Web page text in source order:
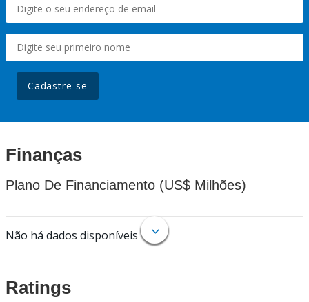
Cadastre-se
Finanças
Plano De Financiamento (US$ Milhões)
Não há dados disponíveis
Ratings